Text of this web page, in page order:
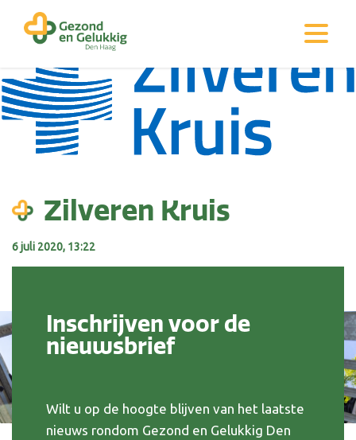
Zilveren Kruis
6 juli 2020, 13:22
Inschrijven voor de
nieuwsbrief
Wilt u op de hoogte blijven van het laatste
nieuws rondom Gezond en Gelukkig Den